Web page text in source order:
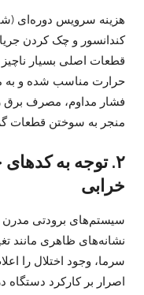
هزینه سرویس دوره‌ای
کندانسور و چک کردن
قطعات اصلی بسیار
حرارت مناسب شده و به
فشار مداوم، مصرف برق
منجر به سوختن قطعات
۲. توجه به
خرابی
سیستم‌های برودتی مدرن
نشانه‌های ظاهری مانند
سرما، وجود اختلال را
اصرار بر کارکرد